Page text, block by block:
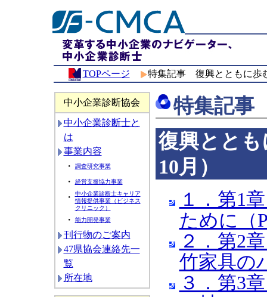
TOPページ 特集記事 復興とともに歩
中小企業診断協会
中小企業診断士と
は
事業内容
・
調査研究事業
・ 経営支援協力事業
・
中小企業診断士キャリア
情報提供事業（ビジネス
クリニック）
・ 能力開発事業
刊行物のご案内
47県協会連絡先一
覧
所在地
特集記事
復興ととも
10月）
１．第1
ために（
２．第2
竹家具の
３．第3